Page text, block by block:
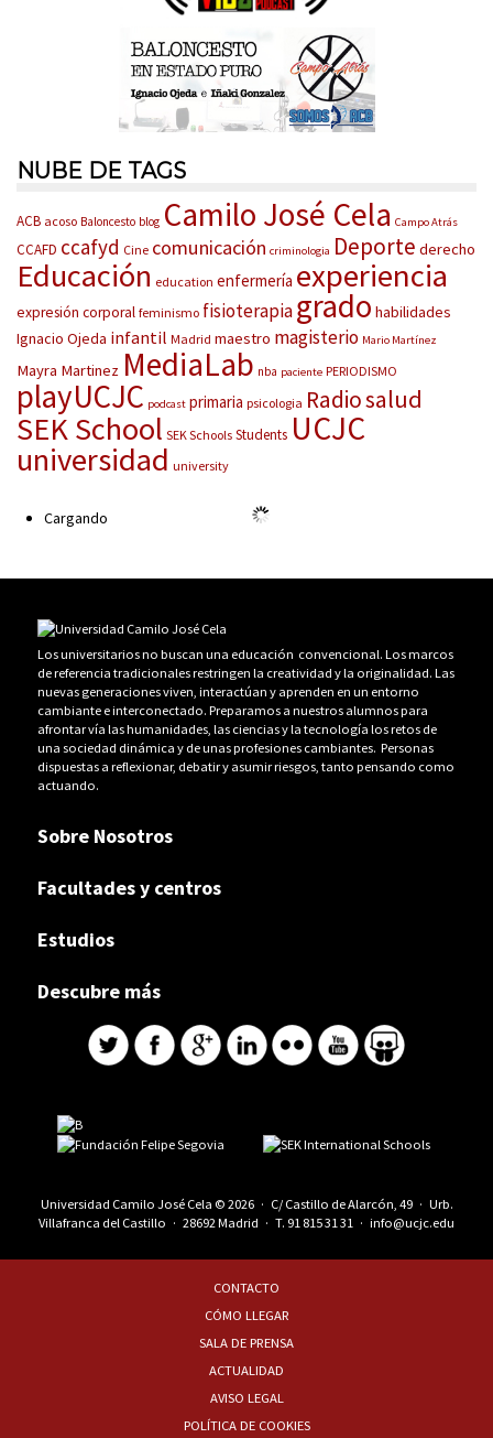
NUBE DE TAGS
ACB acoso Baloncesto blog Camilo José Cela Campo Atrás
CCAFD ccafyd Cine comunicación criminologia Deporte derecho
Educación education enfermería experiencia
expresión corporal feminismo fisioterapiagrado habilidades
Ignacio Ojeda infantil Madrid maestro magisterio Mario Martínez
Mayra Martinez MediaLab nba paciente PERIODISMO
playUCJC podcast primaria psicologia Radiosalud
SEK School SEK Schools Students UCJC
universidad university
Cargando
Los universitarios no buscan una educación convencional. Los marcos
de referencia tradicionales restringen la creatividad y la originalidad. Las
nuevas generaciones viven, interactúan y aprenden en un entorno
cambiante e interconectado. Preparamos a nuestros alumnos para
afrontar vía las humanidades, las ciencias y la tecnología los retos de
una sociedad dinámica y de unas profesiones cambiantes. Personas
dispuestas a reflexionar, debatir y asumir riesgos, tanto pensando como
actuando.
Sobre Nosotros
Facultades y centros
Estudios
Descubre más
Universidad Camilo José Cela © 2026 · C/ Castillo de Alarcón, 49 · Urb.
Villafranca del Castillo · 28692 Madrid · T. 91 815 31 31 · info@ucjc.edu
CONTACTO
CÓMO LLEGAR
SALA DE PRENSA
ACTUALIDAD
AVISO LEGAL
POLÍTICA DE COOKIES